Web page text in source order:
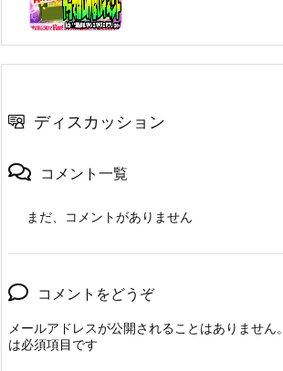
ディスカッション
コメント一覧
まだ、コメントがありません
コメントをどうぞ
メールアドレスが公開されることはありません。
は必須項目です